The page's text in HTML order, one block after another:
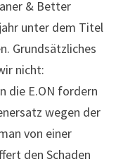
& Better
unter dem Titel
Grundsätzliches
nicht:
die E.ON fordern
wegen der
von einer
den Schaden